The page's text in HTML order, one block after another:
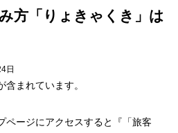
方「りょきゃくき」は
日
まれています。
ページにアクセスすると『「旅客